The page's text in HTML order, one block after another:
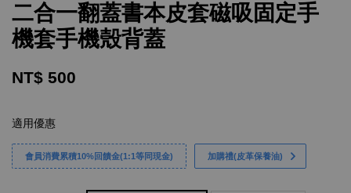
二合一翻蓋書本皮套磁吸固定手
機套手機殼背蓋
NT$ 500
適用優惠
會員消費累積10%回饋金(1:1等同現金) 加購禮(皮革保養油)